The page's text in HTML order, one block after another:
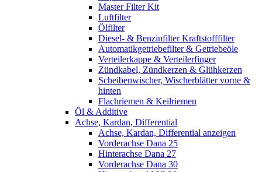
Master Filter Kit
Luftfilter
Ölfilter
Diesel- & Benzinfilter Kraftstofffilter
Automatikgetriebefilter & Getriebeöle
Verteilerkappe & Verteilerfinger
Zündkabel, Zündkerzen & Glühkerzen
Scheibenwischer, Wischerblätter vorne &
hinten
Flachriemen & Keilriemen
Öl & Additive
Achse, Kardan, Differential
Achse, Kardan, Differential anzeigen
Vorderachse Dana 25
Hinterachse Dana 27
Vorderachse Dana 30